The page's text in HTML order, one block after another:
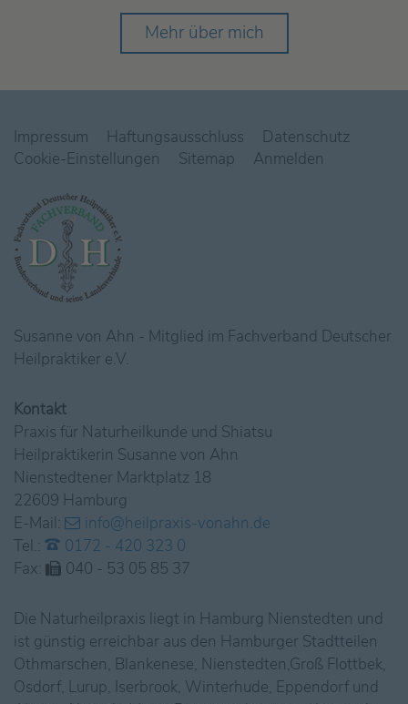
Mehr über mich
Impressum Haftungsausschluss
Datenschutz
Cookie-Einstellungen
Sitemap Anmelden
Susanne von Ahn - Mitglied im Fachverband Deutscher
Heilpraktiker e.V.
Kontakt
Praxis für Naturheilkunde und Shiatsu
Heilpraktikerin Susanne von Ahn
Nienstedtener Marktplatz 18
22609 Hamburg
E-Mail:
info@heilpraxis-vonahn.de
Tel.:
0172 - 420 323 0
Fax:
040 - 53 05 85 37
Die Naturheilpraxis liegt in Hamburg Nienstedten und
ist günstig erreichbar aus den Hamburger Stadtteilen
Othmarschen, Blankenese, Nienstedten,Groß Flottbek,
Osdorf, Lurup, Iserbrook, Winterhude, Eppendorf und